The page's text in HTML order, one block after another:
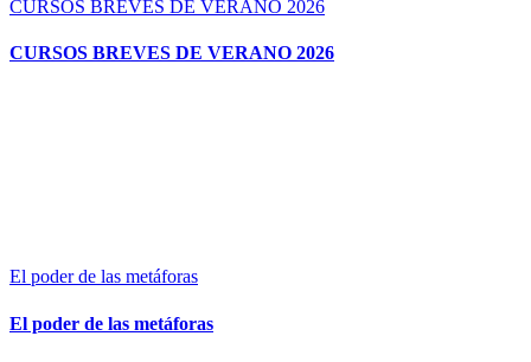
CURSOS BREVES DE VERANO 2026
CURSOS BREVES DE VERANO 2026
El poder de las metáforas
El poder de las metáforas